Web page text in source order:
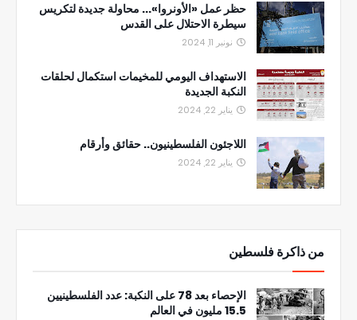
حظر عمل «الأونروا»... محاولة جديدة لتكريس
سيطرة الاحتلال على القدس
نونبر 11, 2024
الاستهداف اليومي للمخيمات استكمال لحلقات
النكبة الجديدة
يناير 22, 2024
اللاجئون الفلسطينيون.. حقائق وأرقام
يناير 22, 2024
من ذاكرة فلسطين
الإحصاء بعد 78 على النكبة: عدد الفلسطينيين
15.5 مليون في العالم